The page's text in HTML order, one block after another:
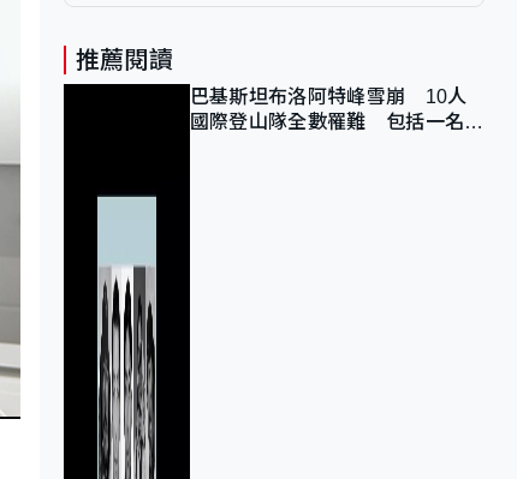
推薦閱讀
巴基斯坦布洛阿特峰雪崩 10人
國際登山隊全數罹難 包括一名中